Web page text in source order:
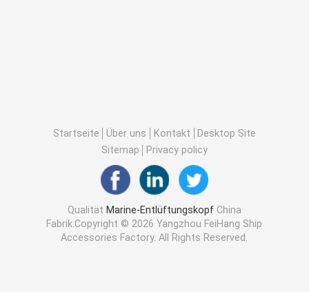
Startseite Über uns Kontakt
Desktop Site
Sitemap
Privacy policy
Qualität Marine-EntlüftungskopfChina
Fabrik.Copyright © 2026 Yangzhou FeiHang Ship
Accessories Factory. All Rights Reserved.